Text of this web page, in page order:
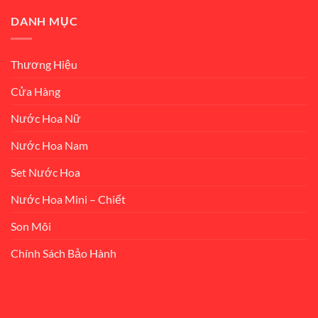
DANH MỤC
Thương Hiệu
Cửa Hàng
Nước Hoa Nữ
Nước Hoa Nam
Set Nước Hoa
Nước Hoa Mini – Chiết
Son Môi
Chính Sách Bảo Hành